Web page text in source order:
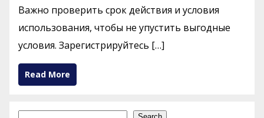
Важно проверить срок действия и условия
использования, чтобы не упустить выгодные
условия. Зарегистрируйтесь […]
Read More